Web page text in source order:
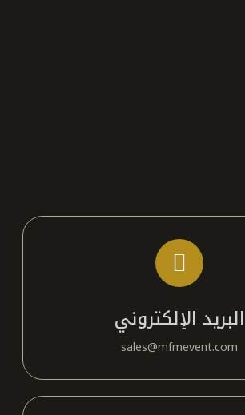
البريد الإلكتروني
sales@mfmevent.com